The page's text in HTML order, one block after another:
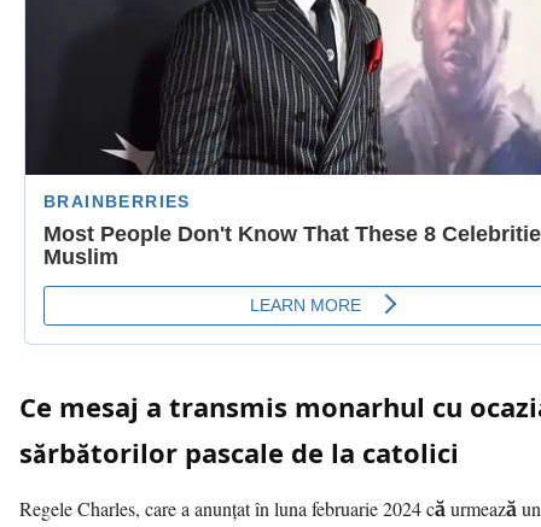
Ce mesaj a transmis monarhul cu
sărbătorilor pascale de la catolici
Regele Charles, care a anunțat în luna februarie 2024 că urmează